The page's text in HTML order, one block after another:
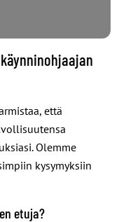
että
Olemme
kysymyksiin
etuja?